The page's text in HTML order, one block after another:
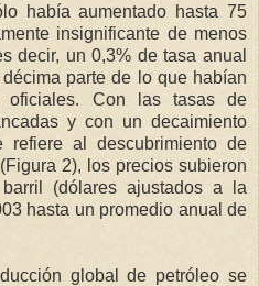
había aumentado hasta 75
insignificante de menos
decir, un 0,3% de tasa anual
parte de lo que habían
oficiales. Con las tasas de
y con un decaimiento
al descubrimiento de
2), los precios subieron
(dólares ajustados a la
hasta un promedio anual de
global de petróleo se